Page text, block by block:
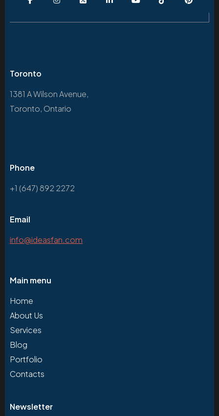
Toronto
1381 A Wilson Avenue,
Toronto, Ontario
Phone
+1 (647) 892 2272
Email
info@ideasfan.com
Main menu
Home
About Us
Services
Blog
Portfolio
Contacts
Newsletter